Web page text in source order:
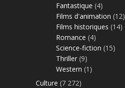
Fantastique (4)
Films d'animation (12)
Films historiques (14)
Romance (4)
Science-fiction (15)
Thriller (9)
Western (1)
Culture (7 272)